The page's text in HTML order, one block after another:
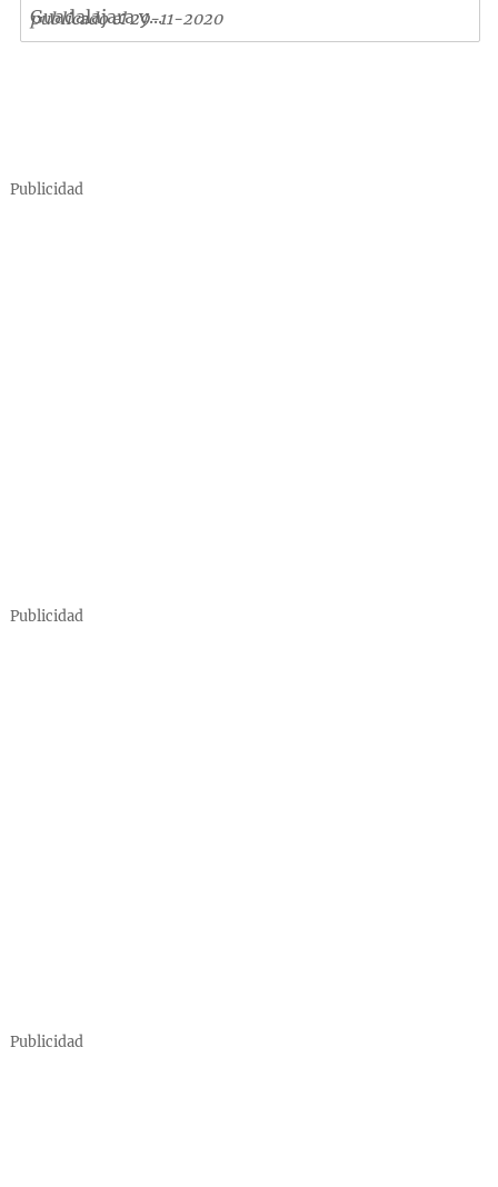
Guadalajara y...
publicado el 29-11-2020
Publicidad
Publicidad
Publicidad